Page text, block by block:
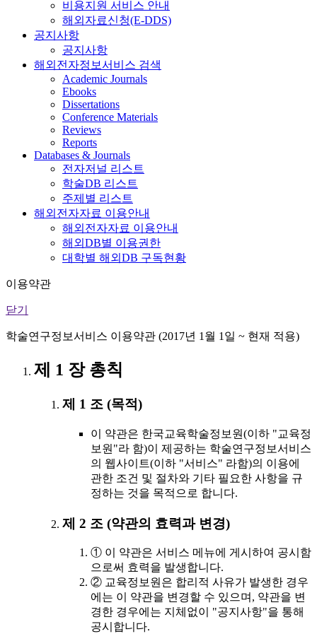
비용지원 서비스 안내
해외자료신청(E-DDS)
공지사항
공지사항
해외전자정보서비스 검색
Academic Journals
Ebooks
Dissertations
Conference Materials
Reviews
Reports
Databases & Journals
전자저널 리스트
학술DB 리스트
주제별 리스트
해외전자자료 이용안내
해외전자자료 이용안내
해외DB별 이용권한
대학별 해외DB 구독현황
이용약관
닫기
학술연구정보서비스 이용약관 (2017년 1월 1일 ~ 현재 적용)
제 1 장 총칙
제 1 조 (목적)
이 약관은 한국교육학술정보원(이하 "교육정
보원"라 함)이 제공하는 학술연구정보서비스
의 웹사이트(이하 "서비스" 라함)의 이용에
관한 조건 및 절차와 기타 필요한 사항을 규
정하는 것을 목적으로 합니다.
제 2 조 (약관의 효력과 변경)
① 이 약관은 서비스 메뉴에 게시하여 공시함
으로써 효력을 발생합니다.
② 교육정보원은 합리적 사유가 발생한 경우
에는 이 약관을 변경할 수 있으며, 약관을 변
경한 경우에는 지체없이 "공지사항"을 통해
공시합니다.